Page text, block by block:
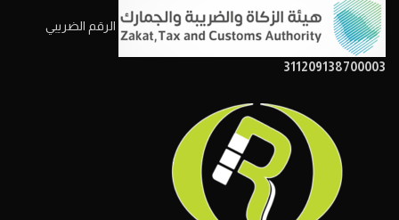
الرقم الضريبي
311209138700003